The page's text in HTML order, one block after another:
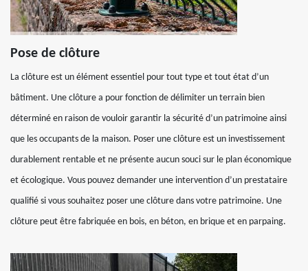
Pose de clôture
La clôture est un élément essentiel pour tout type et tout état d’un
bâtiment. Une clôture a pour fonction de délimiter un terrain bien
déterminé en raison de vouloir garantir la sécurité d’un patrimoine ainsi
que les occupants de la maison. Poser une clôture est un investissement
durablement rentable et ne présente aucun souci sur le plan économique
et écologique. Vous pouvez demander une intervention d’un prestataire
qualifié si vous souhaitez poser une clôture dans votre patrimoine. Une
clôture peut être fabriquée en bois, en béton, en brique et en parpaing.